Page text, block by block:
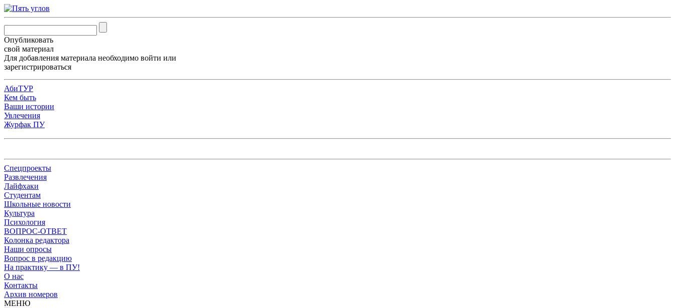
Опубликовать
свой материал
Для добавления материала необходимо войти или
зарегистрироваться
АбиТУР
Кем быть
Ваши истории
Увлечения
Журфак ПУ
Спецпроекты
Развлечения
Лайфхаки
Студентам
Школьные новости
Культура
Психология
ВОПРОС-ОТВЕТ
Колонка редактора
Наши опросы
Вопрос в редакцию
На практику — в ПУ!
О нас
Контакты
Архив номеров
МЕНЮ